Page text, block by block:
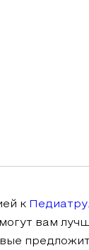
к Педиатру
вам